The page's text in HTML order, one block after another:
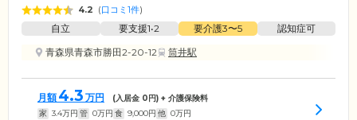
4.2 (口コミ1件)
自立 要支援1•2 要介護3〜5
認知症可
青森県青森市勝田2-20-12
筒井駅
月額 4.3 万円 (入居金 0円) + 介護保険料
家 3.4万円 管 0万円 食 9,000円 他 0万円